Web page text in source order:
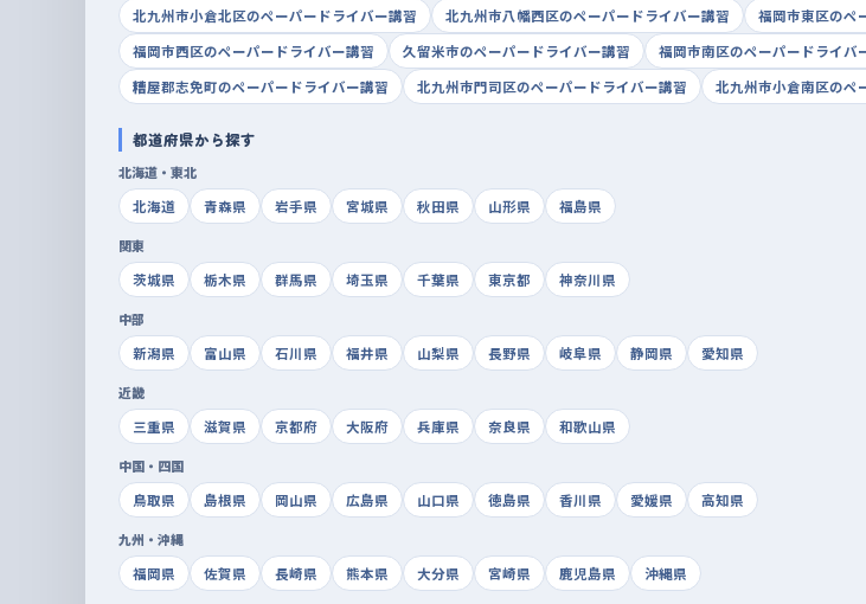
北九州市小倉北区のペーパードライバー講習 北九州市八幡西区のペーパードライバー講習 福岡市東区のペ
福岡市西区のペーパードライバー講習
久留米市のペーパードライバー講習 福岡市南区のペーパードライバ
糟屋郡志免町のペーパードライバー講習
北九州市門司区のペーパードライバー講習 北九州市小倉南区のペ
都道府県から探す
北海道・東北
北海道
青森県 岩手県 宮城県 秋田県 山形県 福島県
関東
茨城県
栃木県 群馬県 埼玉県 千葉県 東京都 神奈川県
中部
新潟県
富山県 石川県 福井県 山梨県 長野県 岐阜県 静岡県 愛知県
近畿
三重県
滋賀県 京都府 大阪府 兵庫県 奈良県 和歌山県
中国・四国
鳥取県
島根県 岡山県 広島県 山口県 徳島県 香川県 愛媛県 高知県
九州・沖縄
福岡県
佐賀県 長崎県 熊本県 大分県 宮崎県 鹿児島県 沖縄県